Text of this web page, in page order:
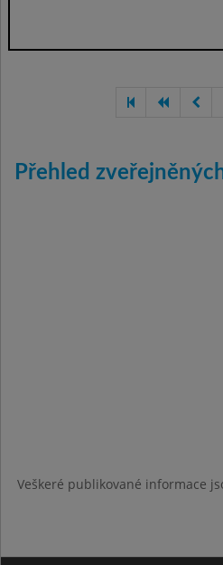
Přehled
Veškeré publikované informace